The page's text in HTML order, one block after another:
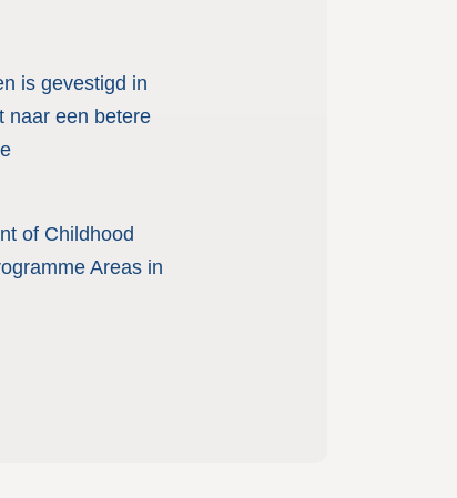
is gevestigd in
naar een betere
of Childhood
Areas in